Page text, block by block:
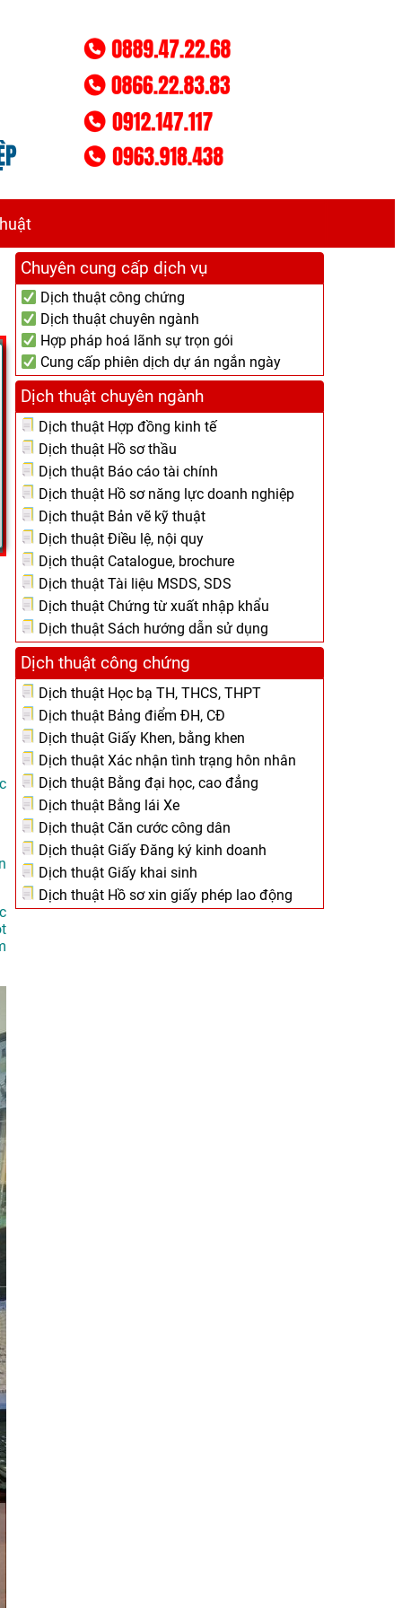
Chuyên cung cấp dịch vụ
Dịch thuật công chứng
Dịch thuật chuyên ngành
Hợp pháp hoá lãnh sự trọn gói
Cung cấp phiên dịch dự án ngắn ngày
Dịch thuật chuyên ngành
Dịch thuật Hợp đồng kinh tế
Dịch thuật Hồ sơ thầu
Dịch thuật Báo cáo tài chính
Dịch thuật Hồ sơ năng lực doanh nghiệp
Dịch thuật Bản vẽ kỹ thuật
Dịch thuật Điều lệ, nội quy
Dịch thuật Catalogue, brochure
Dịch thuật Tài liệu MSDS, SDS
Dịch thuật Chứng từ xuất nhập khẩu
Dịch thuật Sách hướng dẫn sử dụng
Dịch thuật công chứng
Dịch thuật Học bạ TH, THCS, THPT
Dịch thuật Bảng điểm ĐH, CĐ
Dịch thuật Giấy Khen, bằng khen
Dịch thuật Xác nhận tình trạng hôn nhân
Dịch thuật Bằng đại học, cao đẳng
Dịch thuật Bằng lái Xe
Dịch thuật Căn cước công dân
Dịch thuật Giấy Đăng ký kinh doanh
Dịch thuật Giấy khai sinh
Dịch thuật Hồ sơ xin giấy phép lao động